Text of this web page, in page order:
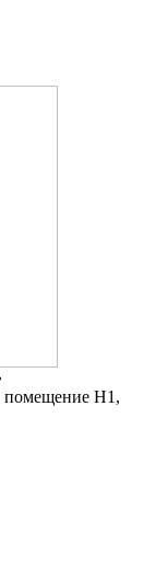
помещение Н1,